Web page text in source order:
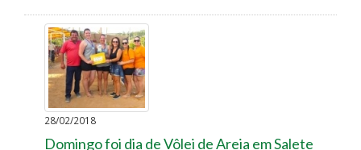
28/02/2018
Domingo foi dia de Vôlei de Areia em Salete